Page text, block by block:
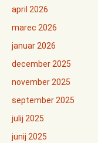
april 2026
marec 2026
januar 2026
december 2025
november 2025
september 2025
julij 2025
junij 2025